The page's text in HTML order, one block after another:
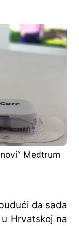
Medtrum
da sada
Hrvatskoj na